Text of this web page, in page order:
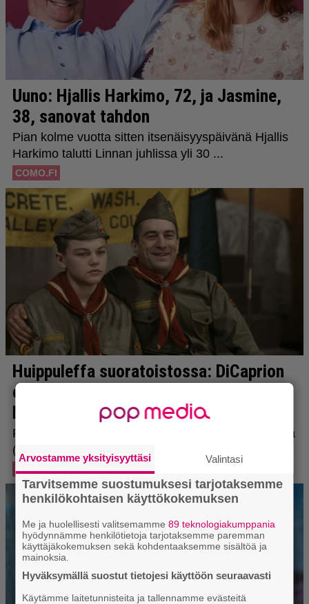
Arvostamme yksityisyyttäsi Valintasi
Tarvitsemme suostumuksesi tarjotaksemme
henkilökohtaisen käyttökokemuksen
Me ja huolellisesti valitsemamme89 teknologiakumppania
hyödynnämme henkilötietoja tarjotaksemme paremman
käyttäjäkokemuksen sekä kohdentaaksemme sisältöä ja
mainoksia.
Hyväksymällä suostut tietojesi käyttöön seuraavasti
Käytämme laitetunnisteita ja tallennamme evästeitä